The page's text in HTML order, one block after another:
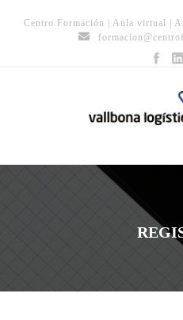
Centro Formación Aula virtual